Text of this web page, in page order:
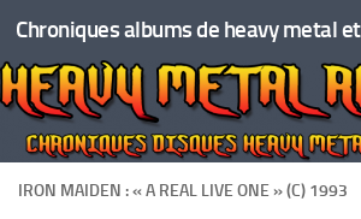
Skip to content
IRON MAIDEN : « A REAL LIVE ONE » (C) 1993